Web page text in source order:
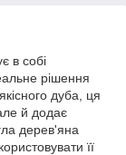
в собі
рішення
дуба, ця
й додає
дерев'яна
її